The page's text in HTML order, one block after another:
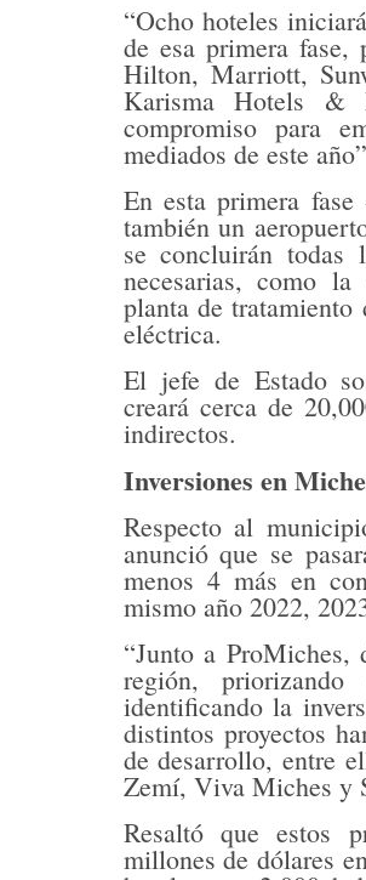
“Ocho hoteles
de esa primera fase,
Hilton, Marriott,
Karisma Hotels &
compromiso para
mediados de este
En esta primera
también un
se concluirán todas
necesarias, como
planta de tratamiento
eléctrica.
El jefe de Estado
creará cerca de
indirectos.
Inversiones en
Respecto al
anunció que se
menos 4 más en
mismo año 2022,
“Junto a ProMiches,
región,
identificando la
distintos proyectos
de desarrollo, entre
Zemí, Viva Miches y
Resaltó que estos
millones de dólares